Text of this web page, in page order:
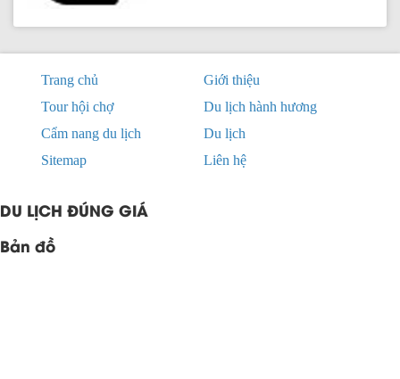
Trang chủ
Giới thiệu
Tour hội chợ
Du lịch hành hương
Cẩm nang du lịch
Du lịch
Sitemap
Liên hệ
DU LỊCH ĐÚNG GIÁ
Bản đồ